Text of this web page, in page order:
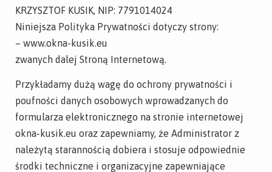
KRZYSZTOF KUSIK, NIP: 7791014024
Niniejsza Polityka Prywatności dotyczy strony:
– www.okna-kusik.eu
zwanych dalej Stroną Internetową.
Przykładamy dużą wagę do ochrony prywatności i
poufności danych osobowych wprowadzanych do
formularza elektronicznego na stronie internetowej
okna-kusik.eu oraz zapewniamy, że Administrator z
należytą starannością dobiera i stosuje odpowiednie
środki techniczne i organizacyjne zapewniające